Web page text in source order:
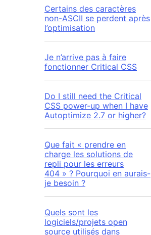
Certains des caractères
non-ASCII se perdent après
l’optimisation
Je n’arrive pas à faire
fonctionner Critical CSS
Do I still need the Critical
CSS power-up when I have
Autoptimize 2.7 or higher?
Que fait « prendre en
charge les solutions de
repli pour les erreurs
404 » ? Pourquoi en aurais-
je besoin ?
Quels sont les
logiciels/projets open
source utilisés dans